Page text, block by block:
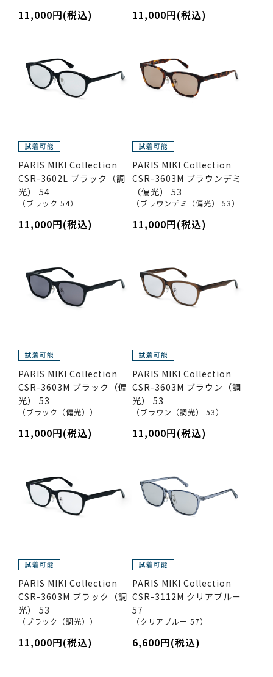
11,000円(税込) 11,000円(税込)
PARIS MIKI Collection
CSR-3602L ブラック（調
光） 54
（ブラック 54）
11,000円(税込)
PARIS MIKI Collection
CSR-3603M ブラウンデミ
（偏光） 53
（ブラウンデミ（偏光） 53）
11,000円(税込)
PARIS MIKI Collection
CSR-3603M ブラック（偏
光） 53
（ブラック（偏光））
11,000円(税込)
PARIS MIKI Collection
CSR-3603M ブラウン（調
光） 53
（ブラウン（調光） 53）
11,000円(税込)
PARIS MIKI Collection
CSR-3603M ブラック（調
光） 53
（ブラック（調光））
11,000円(税込)
PARIS MIKI Collection
CSR-3112M クリアブルー
57
（クリアブルー 57）
6,600円(税込)